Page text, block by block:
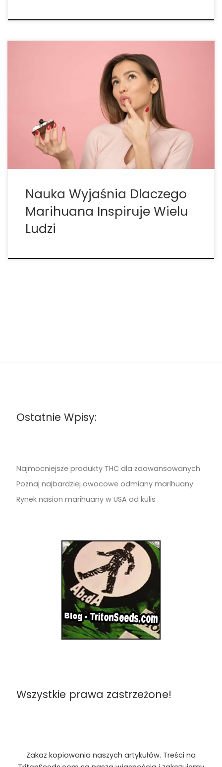
Nauka wyjaśnia, dlaczego marihuana inspiruje tak
wielu ludzi. Marihuana reguluje dwie subtelne, ale
bardzo ważne bramy, przez które doświadczamy
swojego życia. Regularni użytkownicy cannabis
często zgłaszają ważny efekt uboczny palenia
marihuany – wszystko w twoim życiu wydaje się
niesamowite. Pizza […]
Nauka Wyjaśnia Dlaczego
Marihuana Inspiruje Wielu
Ludzi
Ostatnie Wpisy:
Najmocniejsze produkty THC dla zaawansowanych
Poznaj najbardziej owocowe odmiany marihuany
Rynek nasion marihuany w USA od kulis
Wszystkie prawa zastrzeżone!
Zakaz kopiowania naszych artykułów. Treści na